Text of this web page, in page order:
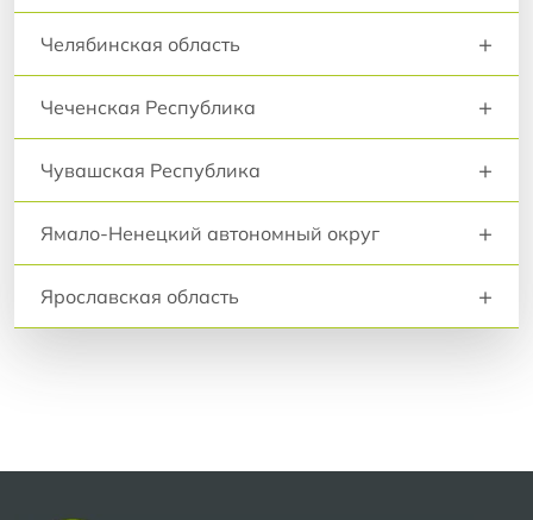
Челябинская область +
Чеченская Республика +
Чувашская Республика +
Ямало-Ненецкий автономный округ +
Ярославская область +